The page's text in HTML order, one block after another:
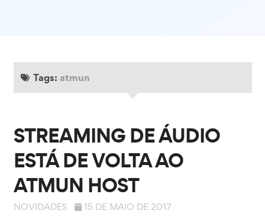
Tags: atmun
STREAMING DE ÁUDIO
ESTÁ DE VOLTA AO
ATMUN HOST
NOVIDADES 15 DE MAIO DE 2017